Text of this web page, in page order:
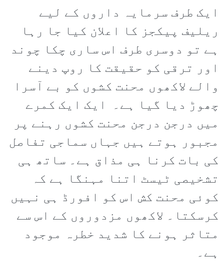
ایک طرف سرمایہ داروں کے لیے
ریلیف پیکجز کا اعلان کیا جا رہا
ہے تو دوسری طرف اس ساری چکا چوند
اور ترقی کو حقیقت کا روپ دینے
والے لاکھوں محنت کشوں کو بے آسرا
چھوڑ دیا گیا ہے۔ ایک ایک کمرے
میں درجن درجن محنت کشوں رہنے پر
مجبور ہوتے ہیں جہاں سماجی تفاصل
کی بات کرنا ہی مذاق ہے۔ ساتھ ہی
تشخیصی ٹیسٹ اتنا مہنگا ہے کہ
کوئی محنت کش اس کو افورڈ ہی نہیں
کرسکتا۔ لاکھوں مزدوروں کے اس سے
متاثر ہونے کا شدید خطرہ موجود
ہے۔